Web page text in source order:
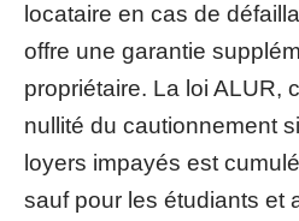
locataire en cas de
offre une garantie
propriétaire. La loi ALUR,
nullité du cautionnement
loyers impayés est
sauf pour les étudiants et